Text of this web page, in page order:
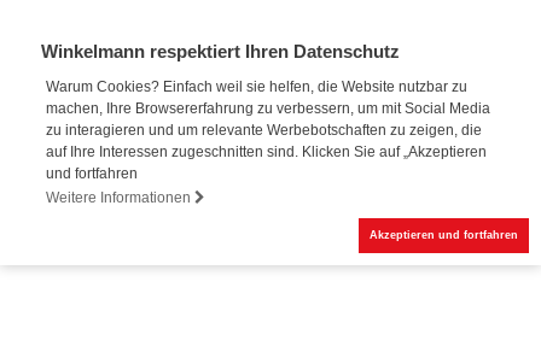
Winkelmann respektiert Ihren Datenschutz
Warum Cookies? Einfach weil sie helfen, die Website nutzbar zu
machen, Ihre Browsererfahrung zu verbessern, um mit Social Media
zu interagieren und um relevante Werbebotschaften zu zeigen, die
auf Ihre Interessen zugeschnitten sind. Klicken Sie auf „Akzeptieren
und fortfahren
Weitere Informationen
Akzeptieren und fortfahren
Online-Buchung